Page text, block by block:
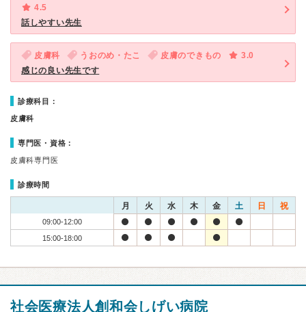
4.5
話しやすい先生
皮膚科 うおのめ・たこ 皮膚のできもの
3.0
感じの良い先生です
診療科目：
皮膚科
専門医・資格：
皮膚科専門医
診療時間
月 火 水 木 金 土 日 祝
09:00-12:00
15:00-18:00
社会医療法人創和会しげい病院